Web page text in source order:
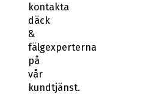
kontakta
däck
&
fälgexperterna
på
vår
kundtjänst.